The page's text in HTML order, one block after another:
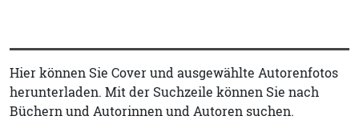
Hier können Sie Cover und ausgewählte Autorenfotos
herunterladen. Mit der Suchzeile können Sie nach
Büchern und Autorinnen und Autoren suchen.